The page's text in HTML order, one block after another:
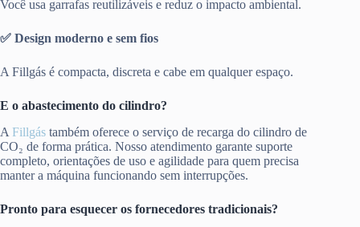
Você usa garrafas reutilizáveis e reduz o impacto ambiental.
✅ Design moderno e sem fios
A Fillgás é compacta, discreta e cabe em qualquer espaço.
E o abastecimento do cilindro?
A Fillgás também oferece o serviço de recarga do cilindro de
CO₂ de forma prática. Nosso atendimento garante suporte
completo, orientações de uso e agilidade para quem precisa
manter a máquina funcionando sem interrupções.
Pronto para esquecer os fornecedores tradicionais?